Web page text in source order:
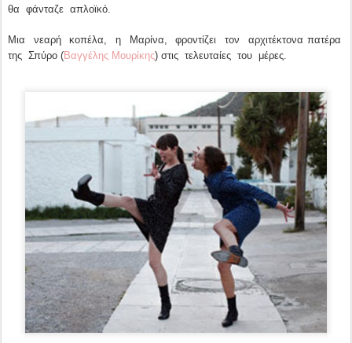
θα φάνταζε απλοϊκό.
Μια νεαρή κοπέλα, η Μαρίνα, φροντίζει τον αρχιτέκτονα πατέρα
της Σπύρο (Βαγγέλης Μουρίκης) στις τελευταίες του μέρες.